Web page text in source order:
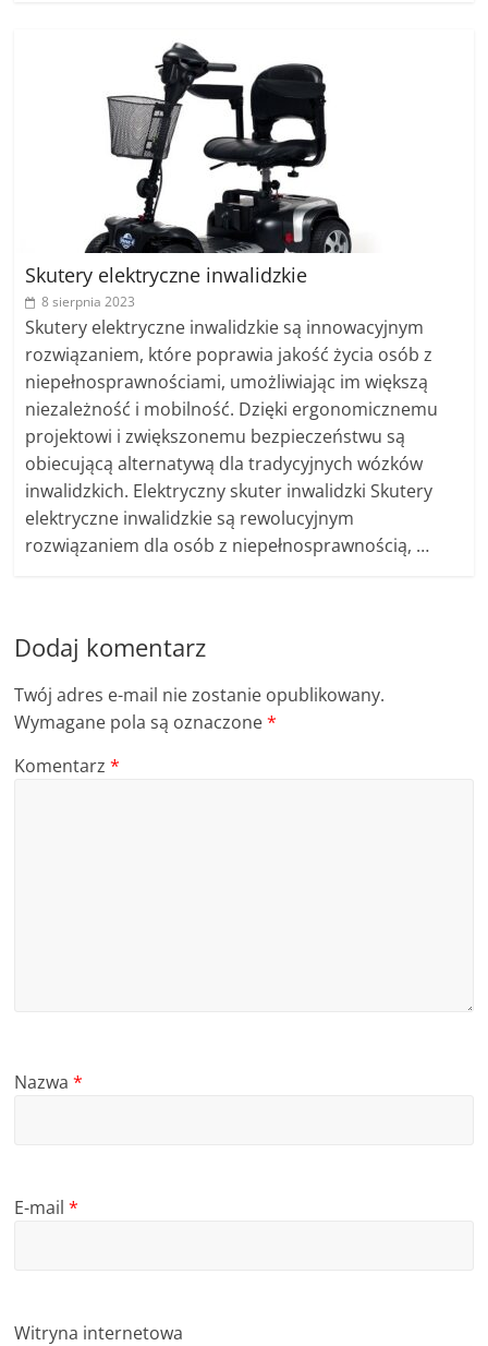
Skutery elektryczne inwalidzkie
8 sierpnia 2023
Skutery elektryczne inwalidzkie są innowacyjnym
rozwiązaniem, które poprawia jakość życia osób z
niepełnosprawnościami, umożliwiając im większą
niezależność i mobilność. Dzięki ergonomicznemu
projektowi i zwiększonemu bezpieczeństwu są
obiecującą alternatywą dla tradycyjnych wózków
inwalidzkich. Elektryczny skuter inwalidzki Skutery
elektryczne inwalidzkie są rewolucyjnym
rozwiązaniem dla osób z niepełnosprawnością, …
Dodaj komentarz
Twój adres e-mail nie zostanie opublikowany.
Wymagane pola są oznaczone*
Komentarz*
Nazwa*
E-mail*
Witryna internetowa